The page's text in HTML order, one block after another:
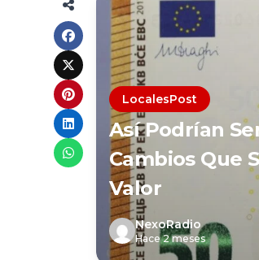
LocalesPost
Así Podrían
Cambios Que
Valor
NexoRadio
Hace 2 meses